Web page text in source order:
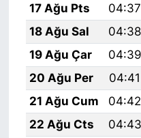
17 Ağu Pts
04:37
18 Ağu Sal
04:38
19 Ağu Çar
04:39
20 Ağu Per
04:41
21 Ağu Cum
04:42
22 Ağu Cts
04:43